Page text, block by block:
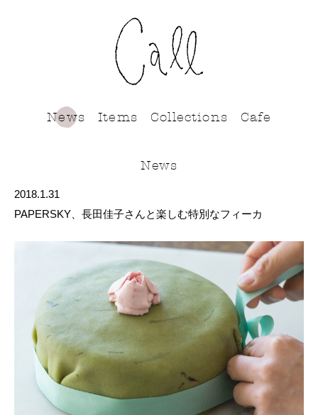
News Items Collections Cafe
News
2018.1.31
PAPERSKY、長田佳子さんと楽しむ特別なフィーカ